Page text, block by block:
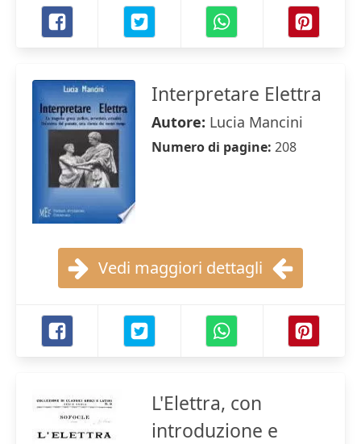
Interpretare Elettra
Autore: Lucia Mancini
Numero di pagine: 208
Vedi maggiori dettagli
L'Elettra, con
introduzione e